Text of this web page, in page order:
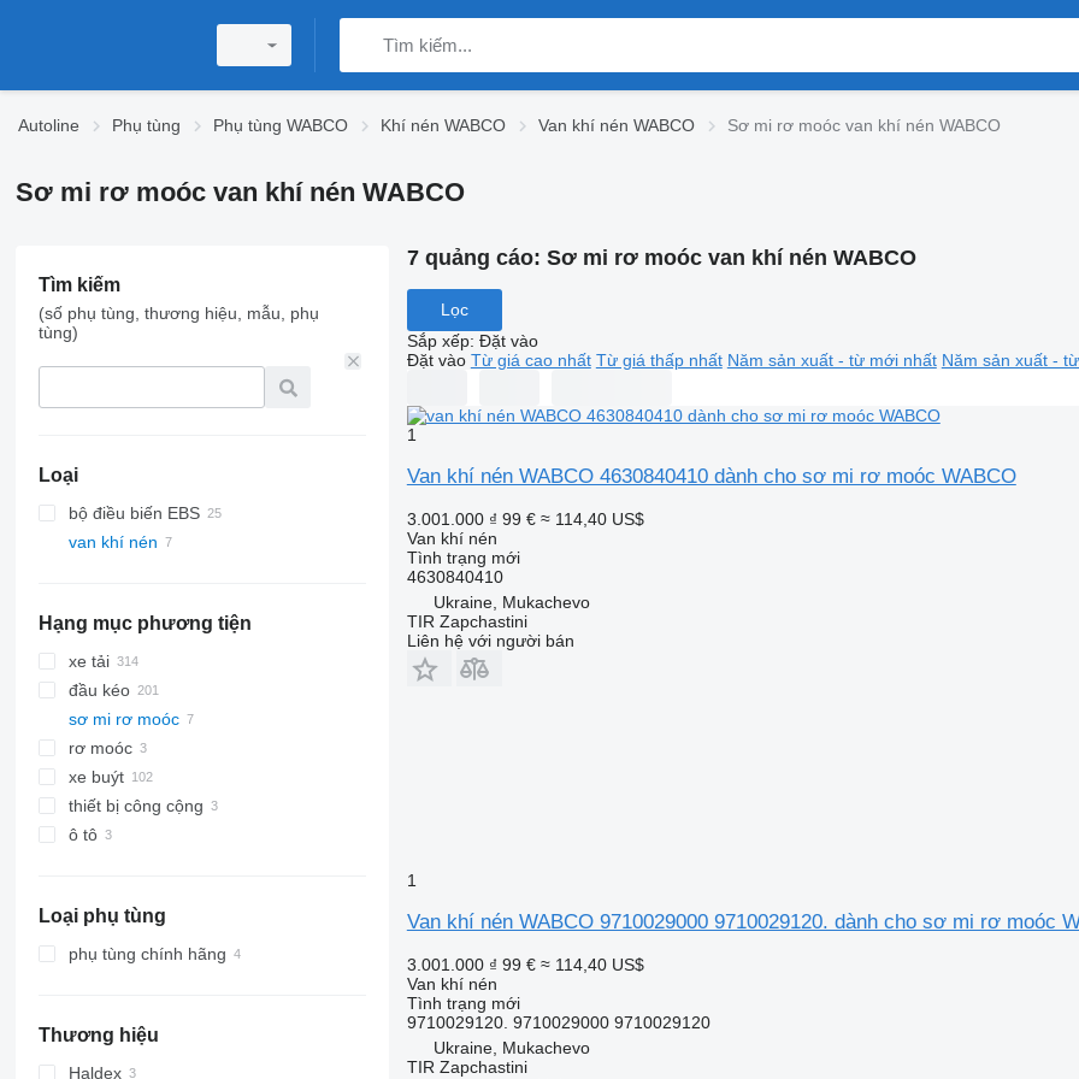
Autoline Phụ tùng Phụ tùng WABCO Khí nén WABCO Van khí nén WABCO Sơ mi rơ moóc van khí nén WABCO
Sơ mi rơ moóc van khí nén WABCO
Tìm kiếm
(số phụ tùng, thương hiệu, mẫu, phụ
tùng)
Loại
bộ điều biến EBS
van khí nén
Hạng mục phương tiện
xe tải
đầu kéo
sơ mi rơ moóc
rơ moóc
xe buýt
thiết bị công cộng
phương tiện nội đô
ô tô
Loại phụ tùng
phụ tùng chính hãng
Thương hiệu
Haldex
7 quảng cáo: Sơ mi rơ moóc van khí nén WABCO
Lọc
Sắp xếp: Đặt vào
Đặt vào Từ giá cao nhất Từ giá thấp nhất Năm sản xuất - từ mới nhất Năm sản xuất -
1
Van khí nén WABCO 4630840410 dành cho sơ mi rơ moóc WABCO
3.001.000 ₫ 99 € ≈ 114,40 US$
Van khí nén
Tình trạng mới
4630840410
Ukraine, Mukachevo
TIR Zapchastini
Liên hệ với người bán
1
Van khí nén WABCO 9710029000 9710029120. dành cho sơ mi rơ moóc
3.001.000 ₫ 99 € ≈ 114,40 US$
Van khí nén
Tình trạng mới
9710029120. 9710029000 9710029120
Ukraine, Mukachevo
TIR Zapchastini